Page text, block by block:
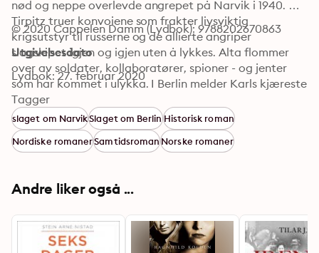
nød og neppe overlevde angrepet på Narvik i 1940.
Tirpitz truer konvoiene som frakter livsviktig
krigsutstyr til russerne og de allierte angriper
slagskipet igjen og igjen uten å lykkes. Alta flommer
over av soldater, kollaboratører, spioner - og jenter
som har kommet i ulykka. I Berlin melder Karls kjæreste
Liesel seg frivillig for å oppfylle Hitlers visjoner. Hun
følger krigen østover til Krakow. Høsten 1944 snur
krigslykken for alvor. Russerne fosser frem på
østfronten og en halv million tyske soldater flykter
Liesel kjemper på hver sin kant for ikke å gå til grunne i
© 2020 Cappelen Damm (Lydbok): 9788202670863
Utgivelsesdato
Lydbok: 27. februar 2020
Tagger
slaget om NarvikSlaget om BerlinHistorisk roman
Nordiske romanerSamtidsromanNorske romaner
Andre liker også ...